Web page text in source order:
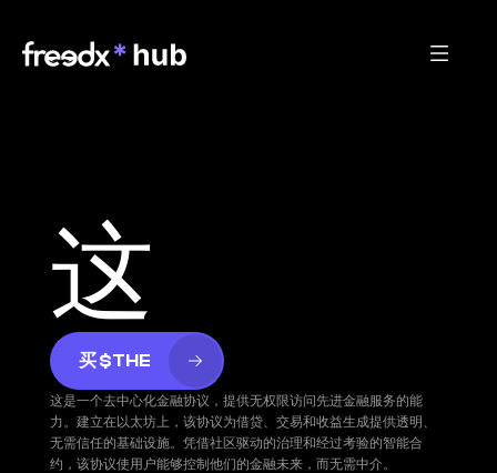
这
买 $THE
这是一个去中心化金融协议，提供无权限访问先进金融服务的能
力。建立在以太坊上，该协议为借贷、交易和收益生成提供透明、
无需信任的基础设施。凭借社区驱动的治理和经过考验的智能合
约，该协议使用户能够控制他们的金融未来，而无需中介。